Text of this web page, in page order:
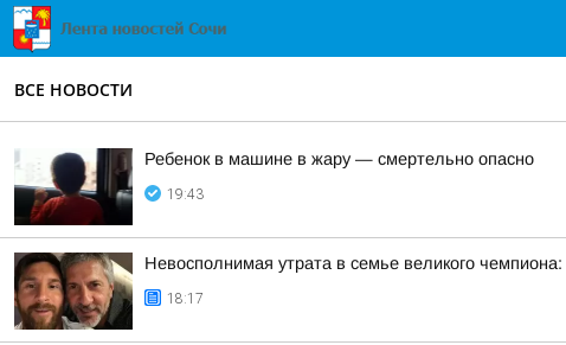
ВСЕ НОВОСТИ
Ребенок в машине в жару — смертельно опасно
19:43
Невосполнимая утрата в семье великого
18:17